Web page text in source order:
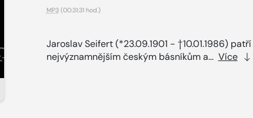
MP3(00:31:31 hod.)
Jaroslav Seifert (*23.09.1901 - †10.01.1986) patří
nejvýznamnějším českým básníkům a... Více